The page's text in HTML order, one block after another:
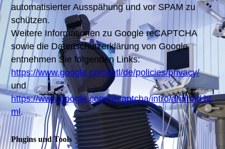
automatisierter Ausspähung und vor SPAM zu
schützen.
Weitere Informationen zu Google reCAPTCHA
sowie die Datenschutzerklärung von Google
entnehmen Sie folgenden Links:
https://www.google.com/intl/de/policies/privacy/
und
https://www.google.com/recaptcha/intro/android.ht
ml.
Plugins und Tools